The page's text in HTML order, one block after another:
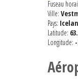
Fuseau
Ville:
Pays:
Latitude:
Longitude: